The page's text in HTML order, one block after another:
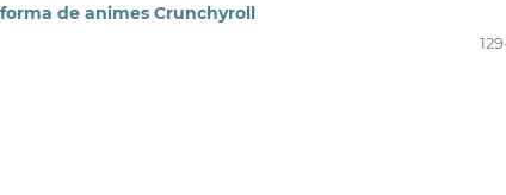
de animes Crunchyroll